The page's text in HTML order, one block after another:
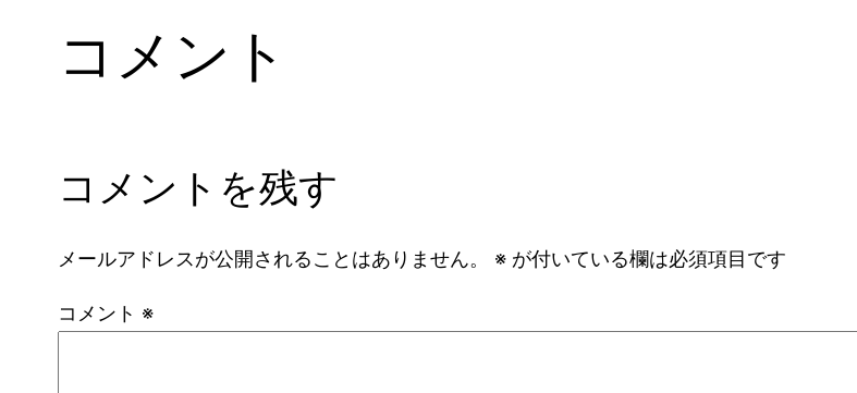
コメント
コメントを残す
メールアドレスが公開されることはありません。 ※ が付いている欄は必須項目です
コメント ※